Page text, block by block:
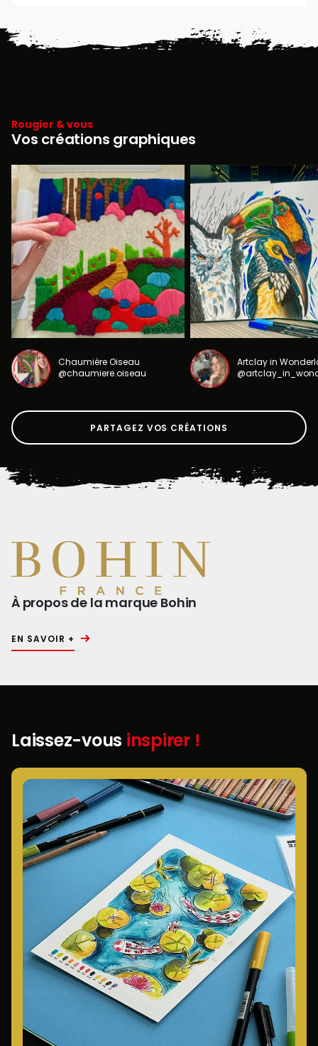
Rougier & vous
Vos créations graphiques
Chaumière Oiseau
@chaumiere.oiseau
Artclay in
PARTAGEZ VOS CRÉATIONS
À propos de la marque Bohin
EN SAVOIR +
Laissez-vous inspirer !